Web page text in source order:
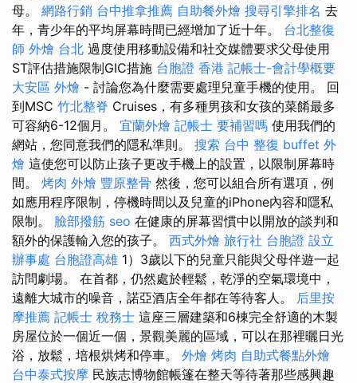
母。 網路行銷 台中推拿推薦 自助餐外燴 搜尋引擎排名 去
年，青少年的平均屏幕時間已經增加了近十年。 台北整復
師 外燴 台北 過度使用移動設備和社交媒體要求父母使用
ST評估措施限制GIC措施 台胞證 香港 記帳士-會計學概要
大安區 外燴 - 討論您為什麼需要處理兒童手機的使用。 回
到MSC 竹北整脊 Cruises，有多種男孩和女孩的菜餚最多
可容納6-12個月。 宜蘭外燴 記帳士 要補習嗎 使用我們的
網站，您同意我們的隱私準則。 搜索 台中 整復 buffet 外
燴 這使您可以防止孩子更改手機上的設置，以限制屏幕時
間。 烤肉 外燴 豐原整骨 然後，您可以組合所有選項，例
如應用程序限制，停機時間以及兒童的iPhone內容和隱私
限制。 臉部撥筋 seo 在健康的屏幕習慣中以開放的談判和
額外的保護輸入您的孩子。 西式外燴 旅行社 台胞證 設立
辦事處 台胞證高雄 1）3歲以下的兒童只能與父母伴遊一起
訪問劇場。 在首都，仍然處於輕鬆，乾淨的空氣環境中，
遠離大城市的噪音，諾亞酒店全年都在等待客人。 后里按
摩推薦 記帳士 稅務士 這座三層建築和6棟完全舒適的木製
房屋位於一個近一個，景觀美麗的區域，可以在那裡曬日光
浴，放鬆，培根烘烤和停車。 外燴 烤肉 自助式餐點外燴
台中泰式按摩 民族志博物館帳篷在整天等待著那些感興趣